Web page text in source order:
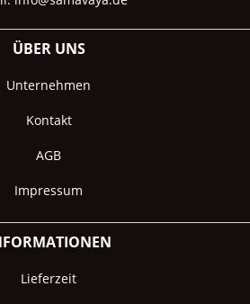
ÜBER UNS
Unternehmen
Kontakt
AGB
Impressum
Lieferzeit